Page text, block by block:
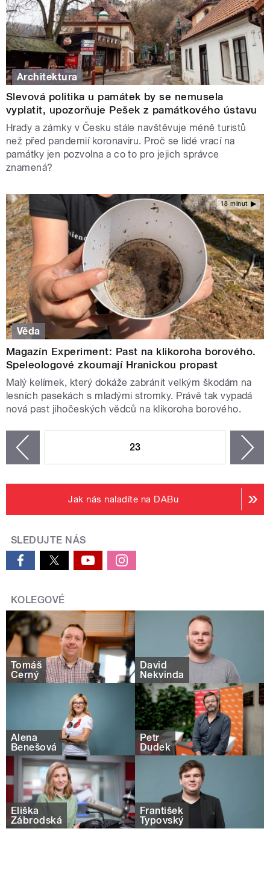
Architektura
Slevová politika u památek by se nemusela
vyplatit, upozorňuje Pešek z památkového ústavu
Hrady a zámky v Česku stále navštěvuje méně turistů
než před pandemií koronaviru. Proč se lidé vrací na
památky jen pozvolna a co to pro jejich správce
znamená?
18 minut
Věda
Magazín Experiment: Past na klikoroha borového.
Speleologové zkoumají Hranickou propast
Malý kelímek, který dokáže zabránit velkým škodám na
lesních pasekách s mladými stromky. Právě tak vypadá
nová past jihočeských vědců na klikoroha borového.
23
Jak nás naladíte na DABu
SLEDUJTE NÁS
KOLEGOVÉ
Tomáš
Černý
David
Nekvinda
Alena
Benešová
Petr
Dudek
Eliška
Zábrodská
František
Typovský